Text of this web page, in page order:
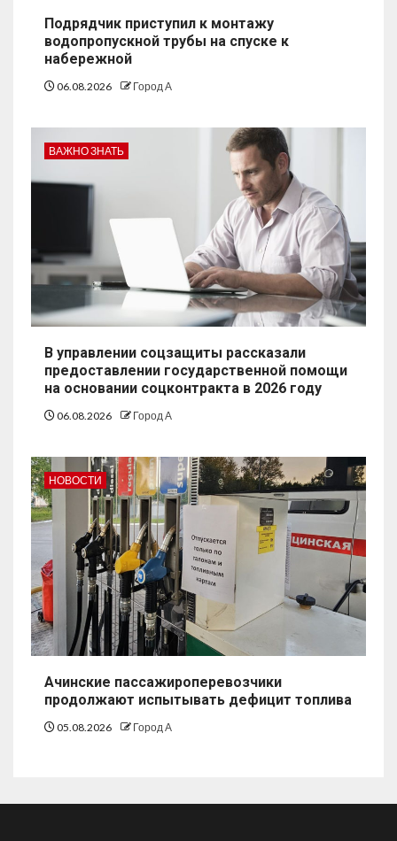
Подрядчик приступил к монтажу
водопропускной трубы на спуске к
набережной
06.08.2026 Город А
ВАЖНО ЗНАТЬ
В управлении соцзащиты рассказали
предоставлении государственной помощи
на основании соцконтракта в 2026 году
06.08.2026 Город А
НОВОСТИ
Ачинские пассажироперевозчики
продолжают испытывать дефицит топлива
05.08.2026 Город А